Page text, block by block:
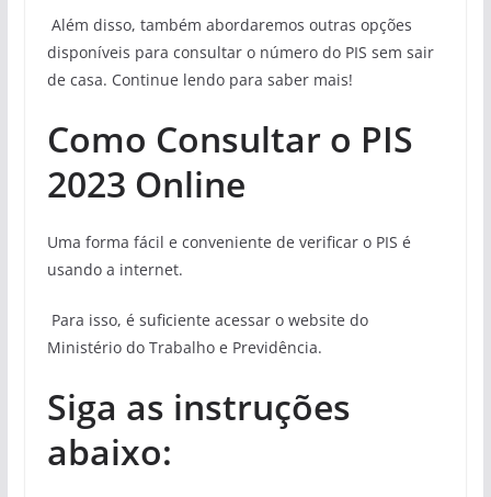
Além disso, também abordaremos outras opções
disponíveis para consultar o número do PIS sem sair
de casa. Continue lendo para saber mais!
Como Consultar o PIS
2023 Online
Uma forma fácil e conveniente de verificar o PIS é
usando a internet.
Para isso, é suficiente acessar o website do
Ministério do Trabalho e Previdência.
Siga as instruções
abaixo: